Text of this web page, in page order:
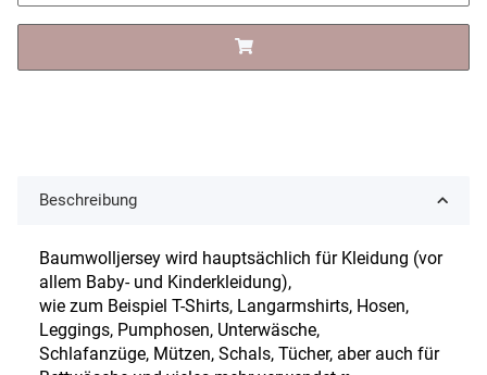
Beschreibung
Baumwolljersey wird hauptsächlich für Kleidung (vor
allem Baby- und Kinderkleidung),
wie zum Beispiel T-Shirts, Langarmshirts, Hosen,
Leggings, Pumphosen, Unterwäsche,
Schlafanzüge, Mützen, Schals, Tücher, aber auch für